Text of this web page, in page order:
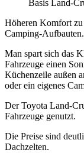
Details zu allen
Buchungs-
Wo immer
Anzahlungs-,
Teils ist das
Optionen gegen
Höheren Komfort zu
Camping-Aufbauten.
Man spart sich das
Fahrzeuge einen
Küchenzeile außen
oder ein eigenes
Der Toyota Land-
Fahrzeuge genutzt.
Die Preise sind
Dachzelten.